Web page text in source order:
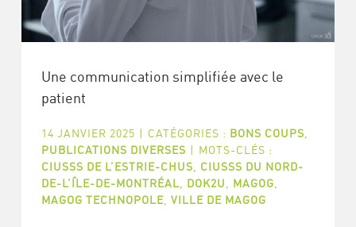
Une communication simplifiée avec le
patient
14 JANVIER 2025 | CATÉGORIES : BONS COUPS
PUBLICATIONS DIVERSES | MOTS-CLÉS :
CIUSSS DE L’ESTRIE-CHUS
CIUSSS DU NORD-
DE-L’ÎLE-DE-MONTRÉAL
DOK2U MAGOG
MAGOG TECHNOPOLE, VILLE DE MAGOG